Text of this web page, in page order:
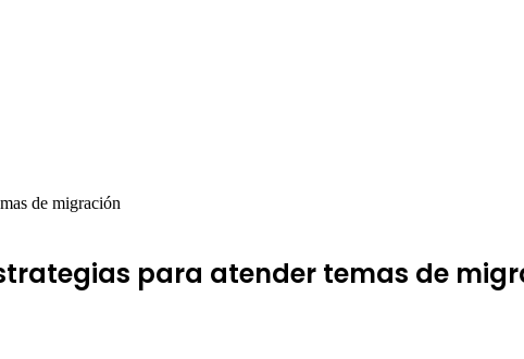
de migración
para atender temas de